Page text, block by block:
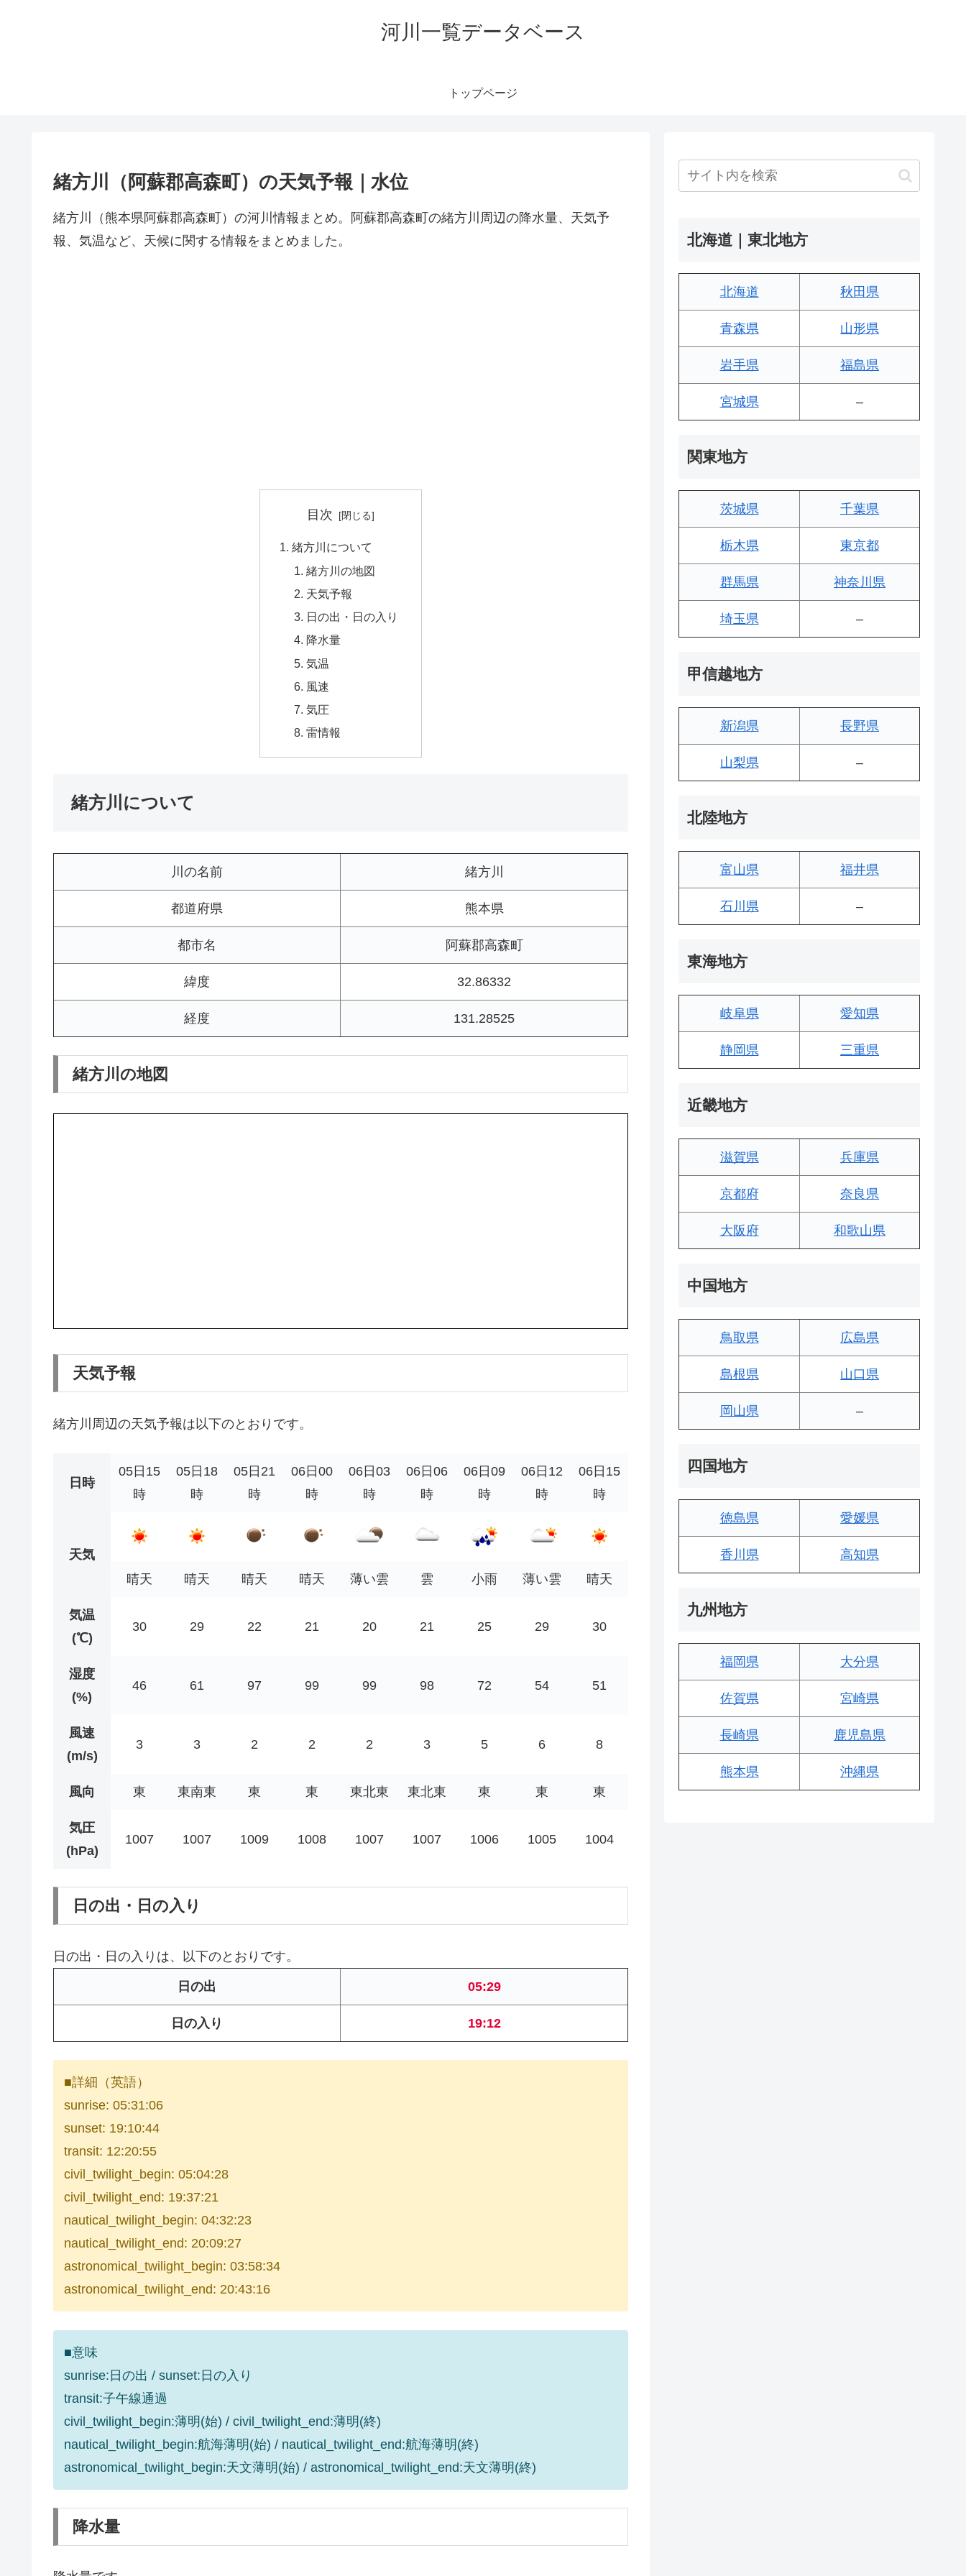
河川一覧データベース
トップページ
緒方川（阿蘇郡高森町）の天気予報｜水位
緒方川（熊本県阿蘇郡高森町）の河川情報まとめ。阿蘇郡高森町の緒方川周辺の降水量、天気予
報、気温など、天候に関する情報をまとめました。
目次
緒方川について
緒方川の地図
天気予報
日の出・日の入り
降水量
気温
風速
気圧
雷情報
緒方川について
川の名前 緒方川
都道府県 熊本県
都市名 阿蘇郡高森町
緯度 32.86332
経度 131.28525
緒方川の地図
天気予報
緒方川周辺の天気予報は以下のとおりです。
日時
05日15
時
05日18
時
05日21
時
06日00
時
06日03
時
06日06
時
06日09
時
06日12
時
06日15
時
天気
晴天
晴天 晴天 晴天 薄い雲 雲 小雨 薄い雲 晴天
気温
(℃)
30 29 22 21 20 21 25 29 30
湿度
(%)
46 61 97 99 99 98 72 54 51
風速
(m/s)
3 3 2 2 2 3 5 6 8
風向 東 東南東 東 東 東北東 東北東 東 東 東
気圧
(hPa)
1007 1007 1009 1008 1007 1007 1006 1005 1004
日の出・日の入り
日の出・日の入りは、以下のとおりです。
日の出 05:29
日の入り 19:12
■詳細（英語）
sunrise: 05:31:06
sunset: 19:10:44
transit: 12:20:55
civil_twilight_begin: 05:04:28
civil_twilight_end: 19:37:21
nautical_twilight_begin: 04:32:23
nautical_twilight_end: 20:09:27
astronomical_twilight_begin: 03:58:34
astronomical_twilight_end: 20:43:16
■意味
sunrise:日の出 / sunset:日の入り
transit:子午線通過
civil_twilight_begin:薄明(始) / civil_twilight_end:薄明(終)
nautical_twilight_begin:航海薄明(始) / nautical_twilight_end:航海薄明(終)
astronomical_twilight_begin:天文薄明(始) / astronomical_twilight_end:天文薄明(終)
降水量
北海道｜東北地方
北海道 秋田県
青森県 山形県
岩手県 福島県
宮城県 –
関東地方
茨城県 千葉県
栃木県 東京都
群馬県 神奈川県
埼玉県 –
甲信越地方
新潟県 長野県
山梨県 –
北陸地方
富山県 福井県
石川県 –
東海地方
岐阜県 愛知県
静岡県 三重県
近畿地方
滋賀県 兵庫県
京都府 奈良県
大阪府 和歌山県
中国地方
鳥取県 広島県
島根県 山口県
岡山県 –
四国地方
徳島県 愛媛県
香川県 高知県
九州地方
福岡県 大分県
佐賀県 宮崎県
長崎県 鹿児島県
熊本県 沖縄県